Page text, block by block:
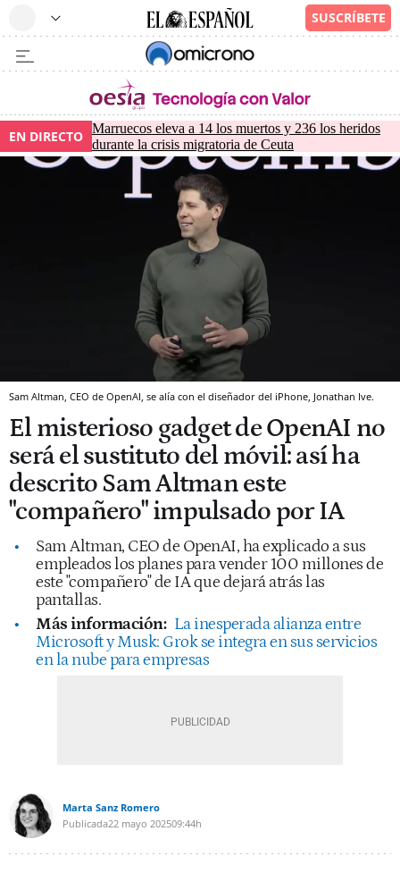
EN DIRECTO Marruecos eleva a 14 los muertos y 236 los heridos
durante la crisis migratoria de Ceuta
Sam Altman, CEO de OpenAI, se alía con el diseñador del iPhone, Jonathan Ive.
El misterioso gadget de OpenAI no
será el sustituto del móvil: así ha
descrito Sam Altman este
"compañero" impulsado por IA
Sam Altman, CEO de OpenAI, ha explicado a sus
empleados los planes para vender 100 millones de
este "compañero" de IA que dejará atrás las
pantallas.
Más información: La inesperada alianza entre
Microsoft y Musk: Grok se integra en sus servicios
en la nube para empresas
Marta Sanz Romero
Publicada22 mayo 202509:44h